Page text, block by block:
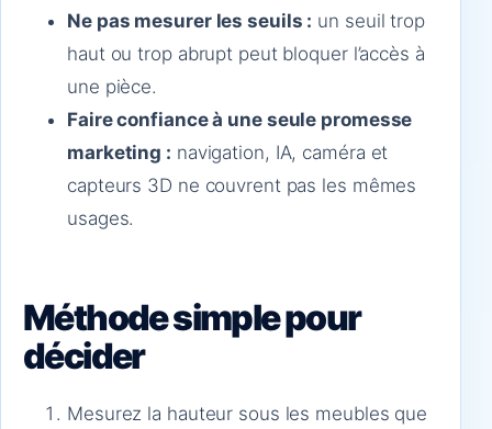
Ne pas mesurer les seuils : un seuil trop
haut ou trop abrupt peut bloquer l’accès à
une pièce.
Faire confiance à une seule promesse
marketing : navigation, IA, caméra et
capteurs 3D ne couvrent pas les mêmes
usages.
Méthode simple pour
décider
Mesurez la hauteur sous les meubles que